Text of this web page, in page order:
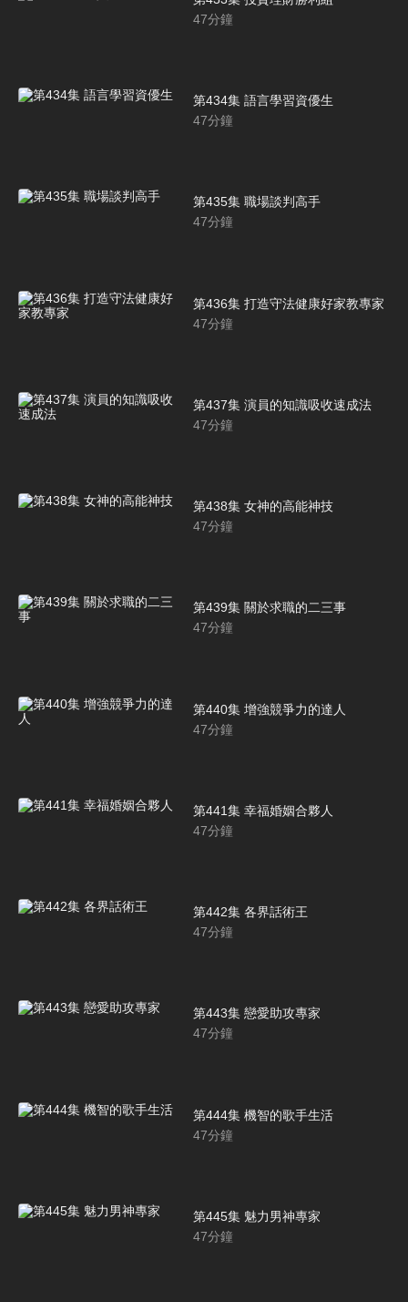
47分鐘
第434集 語言學習資優生
47分鐘
第435集 職場談判高手
47分鐘
第436集 打造守法健康好家教專家
47分鐘
第437集 演員的知識吸收速成法
47分鐘
第438集 女神的高能神技
47分鐘
第439集 關於求職的二三事
47分鐘
第440集 增強競爭力的達人
47分鐘
第441集 幸福婚姻合夥人
47分鐘
第442集 各界話術王
47分鐘
第443集 戀愛助攻專家
47分鐘
第444集 機智的歌手生活
47分鐘
第445集 魅力男神專家
47分鐘